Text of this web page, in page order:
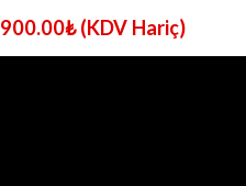
900.00₺ (KDV Hariç)